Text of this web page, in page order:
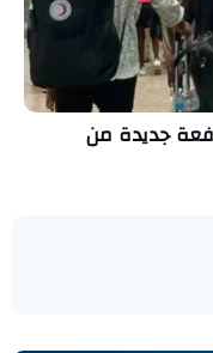
جديدة من